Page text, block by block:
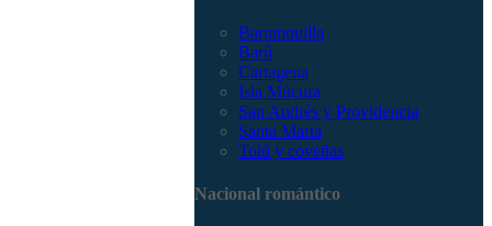
Barranquilla
Barú
Cartagena
Isla Múcura
San Andrés y Providencia
Santa Marta
Tolú y coveñas
Nacional romántico